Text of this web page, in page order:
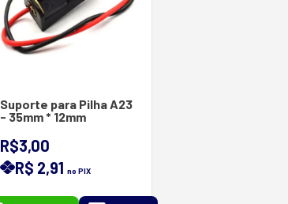
Suporte para Pilha A23
- 35mm * 12mm
R$3,00
R$ 2,91 no PIX